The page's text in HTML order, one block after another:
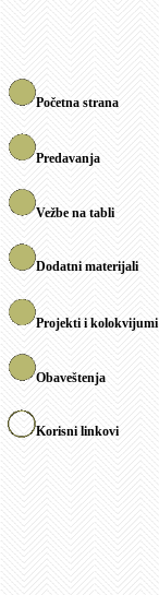
Početna strana
Predavanja
Vežbe na tabli
Projekti i kolokvijumi
Obaveštenja
Korisni linkovi
Dodatni materijali